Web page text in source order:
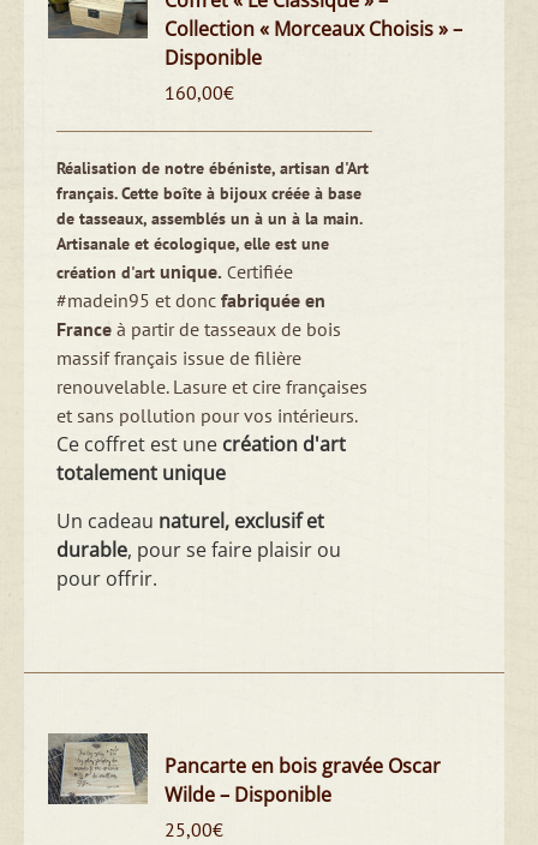
Collection « Morceaux Choisis » –
Disponible
160,00€
Réalisation de notre ébéniste, artisan d'Art
français. Cette boîte à bijoux créée à base
de tasseaux, assemblés un à un à la main.
Artisanale et écologique, elle est une
création d'artunique. Certifiée
#madein95 et doncfabriquée en
France à partir de tasseaux de bois
massif français issue de filière
renouvelable. Lasure et cire françaises
et sans pollution pour vos intérieurs.
Ce coffret est une création d'art
totalement unique
Un cadeau naturel, exclusif et
durable, pour se faire plaisir ou
pour offrir.
Pancarte en bois gravée Oscar
Wilde – Disponible
25,00€